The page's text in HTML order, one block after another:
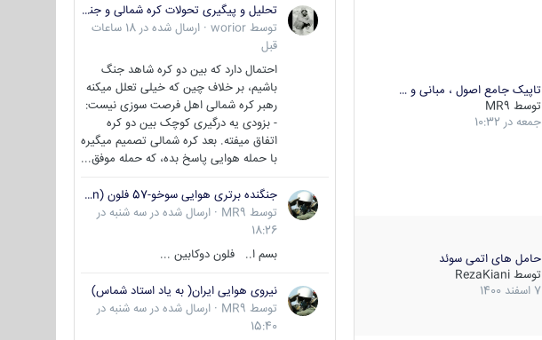
تاپیک جامع اصول ، مبانی و …
توسط MR9
جمعه در 10:32
حامل های اتمی سوئد
توسط RezaKiani
7 اسفند 1400
تحلیل و پیگیری تحولات کره شمالی و جنوبی
توسط worior
· ارسال شده در
18 ساعات
قبل
احتمال دارد که بین دو کره شاهد جنگ
باشیم، بر خلاف چین که خیلی تعلل میکنه
رهبر کره شمالی اهل فرصت سوزی نیست:
- بزودی یه درگیری کوچک بین دو کره
اتفاق میفته. بعد کره شمالی تصمیم میگیره
با حمله هوایی پاسخ بده، که حمله موفق...
جنگنده برتری هوایی سوخو-57 فلون (Su-57/Felon)
توسط MR9
· ارسال شده در سه شنبه در
18:26
بسم ا.. فلون دوکابین ...
نیروی هوایی ایران( به یاد استاد شماس)
توسط MR9
· ارسال شده در سه شنبه در
15:40